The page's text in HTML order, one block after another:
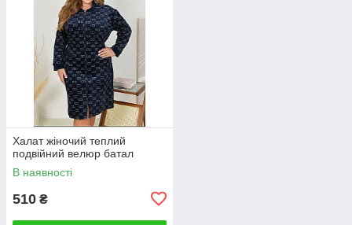
Халат жіночий теплий
подвійний велюр батал
В наявності
510 ₴